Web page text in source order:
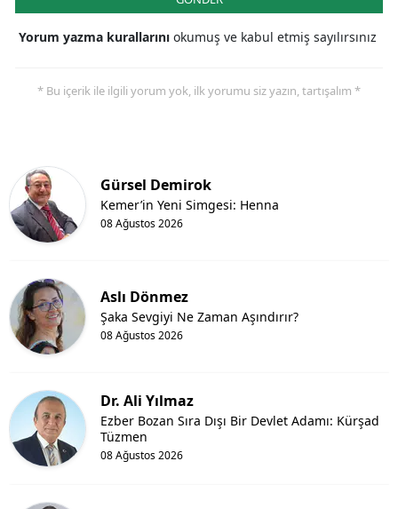
Yorum yazma kurallarını okumuş ve kabul etmiş sayılırsınız
* Bu içerik ile ilgili yorum yok, ilk yorumu siz yazın, tartışalım *
Gürsel Demirok
08 Ağustos 2026
Kemer’in Yeni Simgesi: Henna
Aslı Dönmez
08 Ağustos 2026
Şaka Sevgiyi Ne Zaman Aşındırır?
Dr. Ali Yılmaz
08 Ağustos 2026
Ezber Bozan Sıra Dışı Bir Devlet Adamı: Kürşad
Tüzmen